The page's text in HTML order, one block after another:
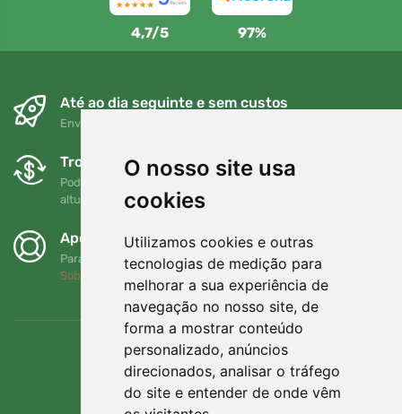
O nosso site usa
cookies
Utilizamos cookies e outras
tecnologias de medição para
melhorar a sua experiência de
navegação no nosso site, de
forma a mostrar conteúdo
personalizado, anúncios
direcionados, analisar o tráfego
do site e entender de onde vêm
4,7/5 97%
Até ao dia seguinte e sem custos
Envio gratuito para encomendas superiores a 80 EUR
Trocas e devoluções gratuitas
Pode devolver ou trocar a sua encomenda em qualquer
altura no prazo de 90 dias
Apoiamos a Trees.org
Para cada encomenda plantamos uma árvore! Leia mais
Sobre nós